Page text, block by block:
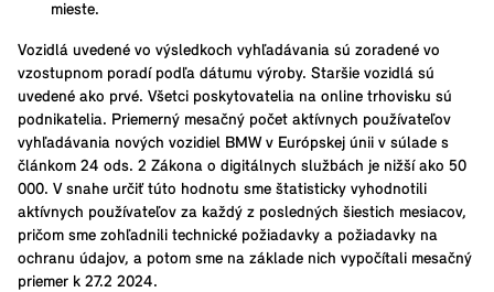
mieste.
Vozidlá uvedené vo výsledkoch vyhľadávania sú zoradené vo
vzostupnom poradí podľa dátumu výroby. Staršie vozidlá sú
uvedené ako prvé. Všetci poskytovatelia na online trhovisku sú
podnikatelia. Priemerný mesačný počet aktívnych používateľov
vyhľadávania nových vozidiel BMW v Európskej únii v súlade s
článkom 24 ods. 2 Zákona o digitálnych službách je nižší ako 50
000. V snahe určiť túto hodnotu sme štatisticky vyhodnotili
aktívnych používateľov za každý z posledných šiestich mesiacov,
pričom sme zohľadnili technické požiadavky a požiadavky na
ochranu údajov, a potom sme na základe nich vypočítali mesačný
priemer k 27.2 2024.